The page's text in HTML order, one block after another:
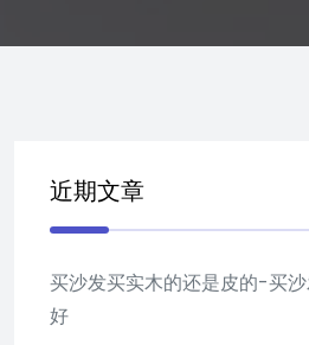
近期文章
买沙发买实木的还是皮的-买
好